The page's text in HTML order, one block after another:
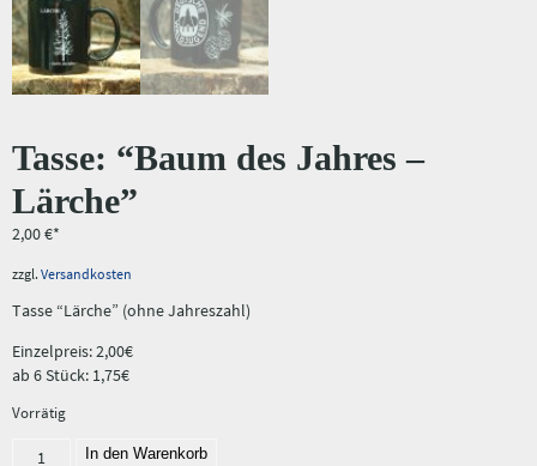
Tasse: “Baum des Jahres –
Lärche”
2,00€
zzgl. Versandkosten
Tasse “Lärche” (ohne Jahreszahl)
Einzelpreis: 2,00€
ab 6 Stück: 1,75€
Vorrätig
Tasse:
In den Warenkorb